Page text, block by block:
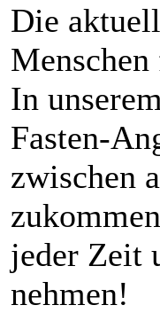
Die
In
Fasten-
zwischen
jeder Zeit
nehmen!